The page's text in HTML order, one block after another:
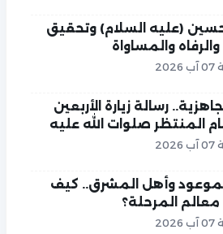
(عليه السلام) وتحقيق
والرفاه والمساواة
رسالة زيارة الأربعين
المنتظر صلوات الله عليه
وأهل المشرق.. كيف
المرحلة؟